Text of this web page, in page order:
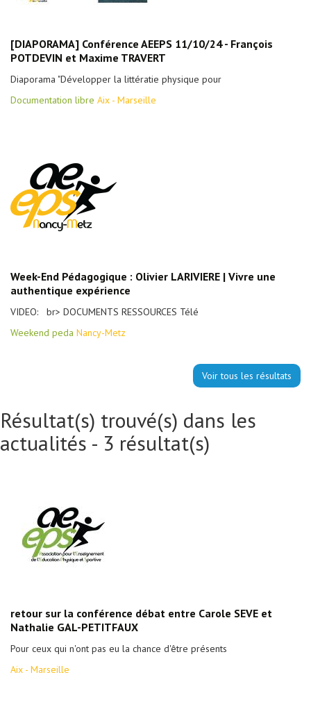
[DIAPORAMA] Conférence AEEPS 11/10/24 - François
POTDEVIN et Maxime TRAVERT
Diaporama "Développer la littératie physique pour
Documentation libre Aix - Marseille
Week-End Pédagogique : Olivier LARIVIERE | Vivre une
authentique expérience
VIDEO: br> DOCUMENTS RESSOURCES Télé
Weekend peda Nancy-Metz
Voir tous les résultats
Résultat(s) trouvé(s) dans les
actualités - 3 résultat(s)
retour sur la conférence débat entre Carole SEVE et
Nathalie GAL-PETITFAUX
Pour ceux qui n'ont pas eu la chance d'être présents
Aix - Marseille